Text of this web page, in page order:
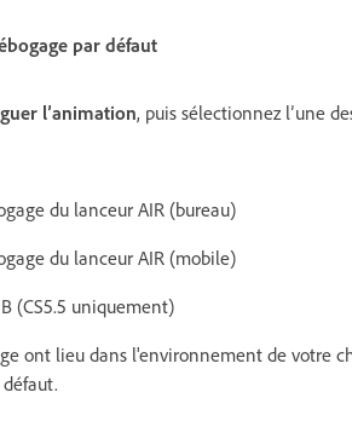
par défaut
l’animation, puis sélectionnez l’une
du lanceur AIR (bureau)
du lanceur AIR (mobile)
(CS5.5 uniquement)
ont lieu dans l'environnement de votre